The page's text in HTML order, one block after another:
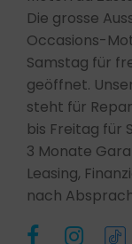
Die grosse
Occasions-
Samstag für
geöffnet.
steht für
bis Freitag für
3 Monate
Leasing,
nach